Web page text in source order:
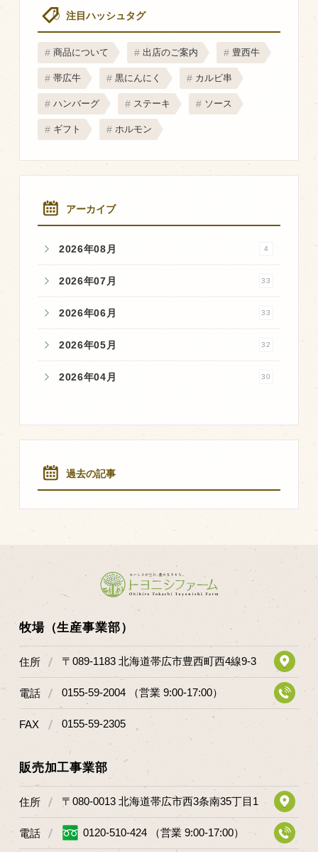
注目ハッシュタグ
商品について 出店のご案内 豊西牛
帯広牛 黒にんにく カルビ串
ハンバーグ ステーキ ソース
ギフト ホルモン
アーカイブ
2026年08月 4
2026年07月 33
2026年06月 33
2026年05月 32
2026年04月 30
過去の記事
牧場（生産事業部）
住所 〒089-1183 北海道帯広市豊西町西4線9-3
電話 0155-59-2004 （営業 9:00-17:00）
FAX 0155-59-2305
販売加工事業部
住所 〒080-0013 北海道帯広市西3条南35丁目1
電話 0120-510-424 （営業 9:00-17:00）
豊西ソース
ギフト
取り扱い店
飲食店
その他
マップから探す
問い合わせ
法人のお客様
Facebook
LINE公式アカウント
RSS フィード